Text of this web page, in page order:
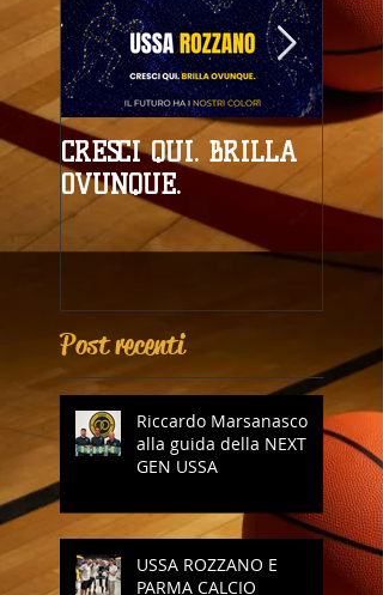
CRESCI QUI. BRILLA
OVUNQUE.
boa
Post recenti
Riccardo Marsanasco
alla guida della NEXT
GEN USSA
USSA ROZZANO E
PARMA CALCIO